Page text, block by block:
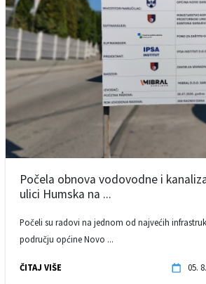
Počela obnova vodovodne i
ulici Humska na ...
Počeli su radovi na jednom od najvećih
području općine Novo ...
ČITAJ VIŠE 05.